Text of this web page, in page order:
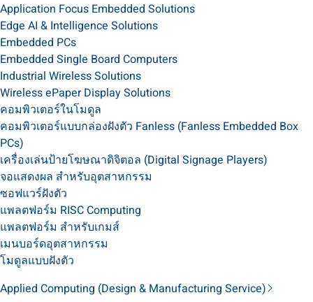
Application Focus Embedded Solutions
Edge AI & Intelligence Solutions
Embedded PCs
Embedded Single Board Computers
Industrial Wireless Solutions
Wireless ePaper Display Solutions
คอมพิวเตอร์ในโมดูล
คอมพิวเตอร์แบบกล่องฝังตัว Fanless (Fanless Embedded Box
PCs)
เครื่องเล่นป้ายโฆษณาดิจิตอล (Digital Signage Players)
จอแสดงผล สำหรับอุตสาหกรรม
ซอฟแวร์ฝังตัว
แพลตฟอร์ม RISC Computing
แพลตฟอร์ม สำหรับเกมส์
เมนบอร์ดอุตสาหกรรม
โมดูลแบบฝังตัว
Applied Computing (Design & Manufacturing Service)